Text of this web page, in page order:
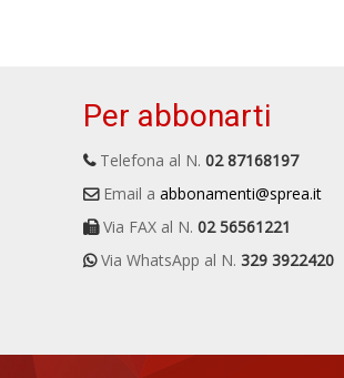
Per abbonarti
Telefona al N. 02 87168197
Email a abbonamenti@sprea.it
Via FAX al N. 02 56561221
Via WhatsApp al N. 329 3922420